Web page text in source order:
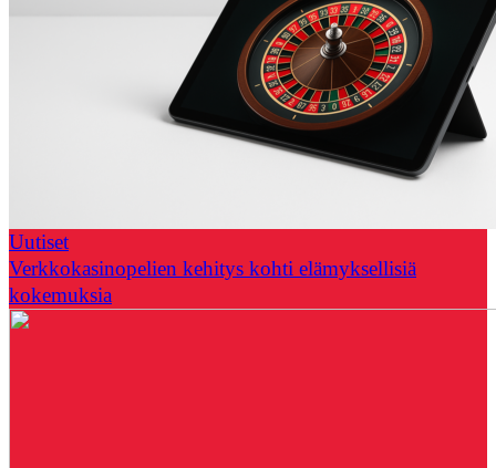
Uutiset
Verkkokasinopelien kehitys kohti elämyksellisiä
kokemuksia